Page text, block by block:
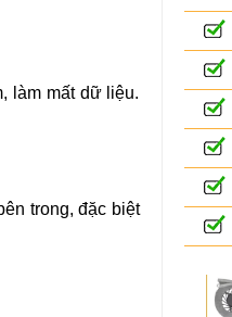
làm mất dữ liệu.
trong, đặc biệt